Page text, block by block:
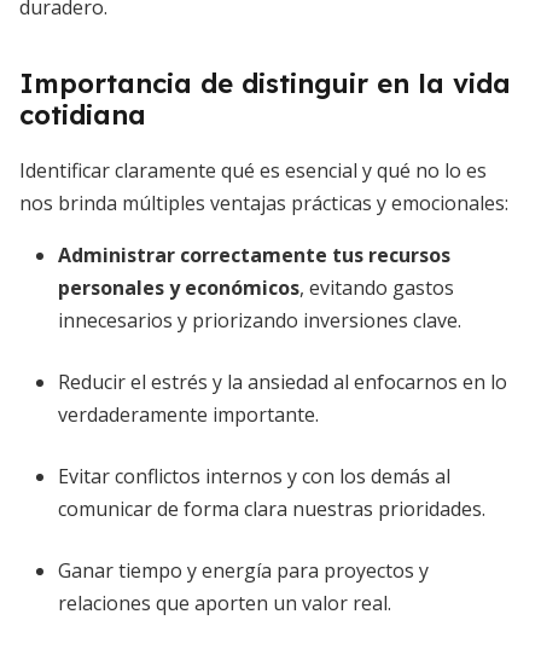
duradero.
Importancia de distinguir en la vida
cotidiana
Identificar claramente qué es esencial y qué no lo es
nos brinda múltiples ventajas prácticas y emocionales:
Administrar correctamente tus recursos
personales y económicos, evitando gastos
innecesarios y priorizando inversiones clave.
Reducir el estrés y la ansiedad al enfocarnos en lo
verdaderamente importante.
Evitar conflictos internos y con los demás al
comunicar de forma clara nuestras prioridades.
Ganar tiempo y energía para proyectos y
relaciones que aporten un valor real.